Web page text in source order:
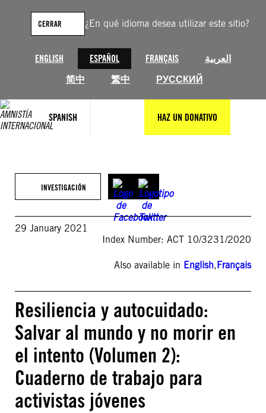
¿En qué idioma desea utilizar este sitio?
ENGLISH ESPAÑOL FRANÇAIS
العربية
简中
繁中 РУССКИЙ
CERRAR
SPANISH HAZ UN DONATIVO
contenido
INVESTIGACIÓN
29 January 2021
Index Number: ACT 10/3231/2020
Also available in English,Français
Resiliencia y autocuidado:
Salvar al mundo y no morir en
el intento (Volumen 2):
Cuaderno de trabajo para
activistas jóvenes